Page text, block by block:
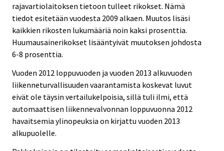
rajavartiolaitoksen tietoon tulleet rikokset. Nämä
tiedot esitetään vuodesta 2009 alkaen. Muutos lisäsi
kaikkien rikosten lukumääriä noin kaksi prosenttia.
Huumausainerikokset lisääntyivät muutoksen johdosta
6-8 prosenttia.
Vuoden 2012 loppuvuoden ja vuoden 2013 alkuvuoden
liikenneturvallisuuden vaarantamista koskevat luvut
eivät ole täysin vertailukelpoisia, sillä tuli ilmi, että
automaattisen liikennevalvonnan loppuvuonna 2012
havaitsemia ylinopeuksia on kirjattu vuoden 2013
alkupuolelle.